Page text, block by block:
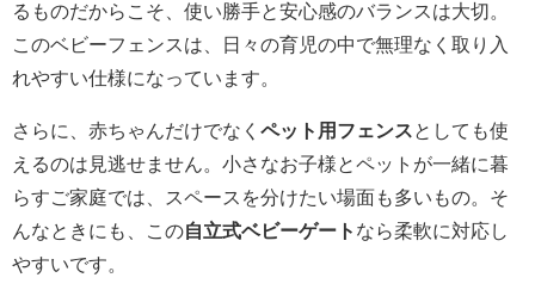
るものだからこそ、使い勝手と安心感のバランスは大切。
このベビーフェンスは、日々の育児の中で無理なく取り入
れやすい仕様になっています。
さらに、赤ちゃんだけでなく ペット用フェンスとしても使
えるのは見逃せません。小さなお子様とペットが一緒に暮
らすご家庭では、スペースを分けたい場面も多いもの。そ
んなときにも、この自立式ベビーゲート なら柔軟に対応し
やすいです。